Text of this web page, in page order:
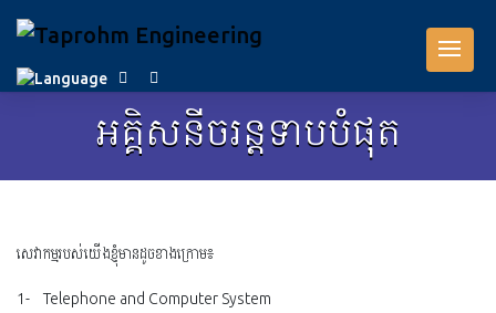
អគ្គិសនីចរន្តទាបបំផុត
សេវាកម្មរបស់យើងខ្ញុំមានដូចខាងក្រោម៖
1- Telephone and Computer System